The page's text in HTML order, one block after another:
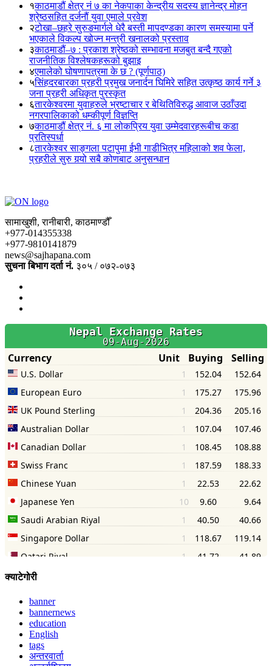
१काठमाडौं क्षेत्र नं ७ का नेकपाका केन्द्रीय सदस्य ज्ञानेन्द्र मोहन
श्रेष्ठसहित दर्जनौं युवा एमाले प्रवेश
२टोखा–छहरे सुरुङमार्गले धेरै बस्ती मापदण्डका कारण समस्यामा पर्ने
भएकाले विकल्प खोज्न मन्त्री खनालको प्रस्ताव
३काठमाडौं–७ : प्रकाश श्रेष्ठको सम्भावना मजबुत बन्दै गएको
राजनीतिक विश्लेषकहरूको बुझाइ
४एमालेको घोषणापत्रमा के छ ? (पूर्णपाठ)
५सिंहदरबारका प्रहरी प्रमुख जनार्दन घिमिरे सहित उत्कृष्ठ कार्य गर्ने ३
जना प्रहरी अधिकृत पुरस्कृत
६तारकेश्वरमा युवाहरुले भ्रष्टाचार र बेथितिविरुद्ध आवाज उठाँउदा
नगरपालिकाको धम्कीपूर्ण विज्ञप्ति
७काठमाडौं क्षेत्र नं. ६ मा लोकप्रिय युवा उम्मेदवारहरूबीच कडा
प्रतिस्पर्धा
८तारकेश्वर साङ्गला पटापुमा ईभी गाडीभित्र महिलाको शव फेला,
प्रहरीले सुरु गर्‍यो सबै कोणबाट अनुसन्धान
सामाखुशी, रानीबारी, काठमाण्डौँ
+977-014355338
+977-9810141879
news@sajhapana.com
सुचना बिभाग दर्ता नं. ३०५ / ०७२-०७३
क्याटेगोरी
banner
bannernews
education
English
tags
अन्तरवार्ता